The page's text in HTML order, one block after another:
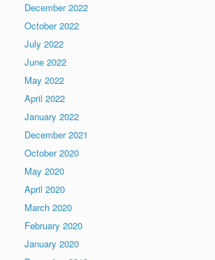
December 2022
October 2022
July 2022
June 2022
May 2022
April 2022
January 2022
December 2021
October 2020
May 2020
April 2020
March 2020
February 2020
January 2020